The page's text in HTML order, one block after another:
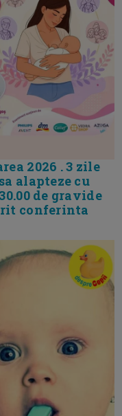
2026 . 3 zile
alapteze cu
de gravide
conferinta